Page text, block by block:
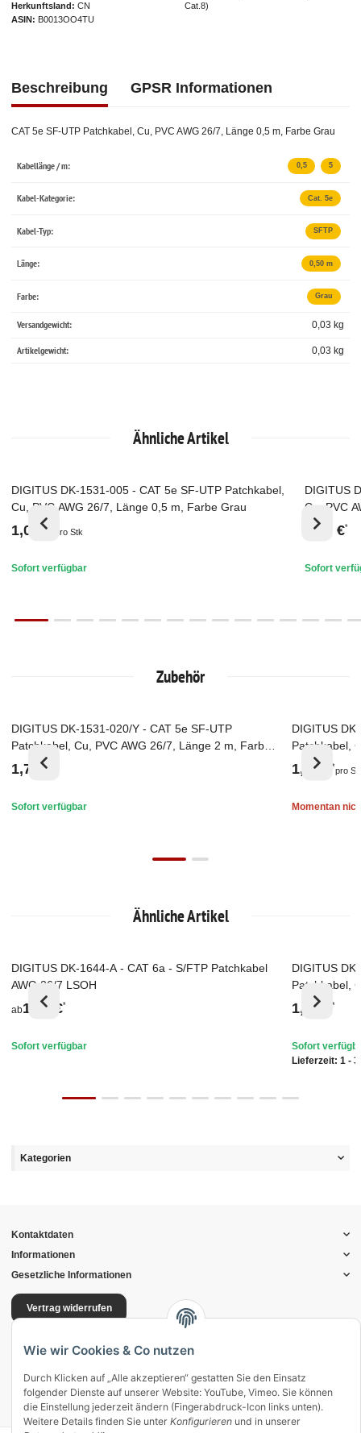
Wie wir Cookies & Co nutzen
Durch Klicken auf „Alle akzeptieren“ gestatten Sie den Einsatz
folgender Dienste auf unserer Website: YouTube, Vimeo. Sie können
die Einstellung jederzeit ändern (Fingerabdruck-Icon links unten).
Weitere Details finden Sie unter Konfigurieren und in unserer
Herkunftsland
CN
ASIN
B0013OO4TU
Cat.8)
Beschreibung GPSR Informationen
CAT 5e SF-UTP Patchkabel, Cu, PVC AWG 26/7, Länge 0,5 m, Farbe Grau
Kabellänge / m: 0,5 5
Kabel-Kategorie: Cat. 5e
Kabel-Typ: SFTP
Länge: 0,50 m
Farbe: Grau
Versandgewicht: 0,03 kg
Artikelgewicht: 0,03 kg
Ähnliche Artikel
Top
DIGITUS DK-1531-005 - CAT 5e SF-UTP Patchkabel,
Cu, PVC AWG 26/7, Länge 0,5 m, Farbe Grau
1,05 € pro Stk
Sofort verfügbar
Top
DIGITUS
Cu, PVC
1,09 €*
Sofort
Zubehör
Top
DIGITUS DK-1531-020/Y - CAT 5e SF-UTP
Patchkabel, Cu, PVC AWG 26/7, Länge 2 m, Farbe
Gelb
1,71 €
Sofort verfügbar
DIGITUS
Patchkabel,
Schwarz
1,57 € *pro
Momentan
Ähnliche Artikel
Auf Lager
DIGITUS DK-1644-A - CAT 6a - S/FTP Patchkabel
AWG 26/7 LSOH
ab1,05 €*
Sofort verfügbar
Top
DIGITUS
Patchkabel,
Grün
1,05 € *
Sofort
Lieferzeit: 1 -
Kategorien
Kontaktdaten
Informationen
Gesetzliche Informationen
Vertrag widerrufen
Mein Kundenkonto
Unsere Herstellermarken